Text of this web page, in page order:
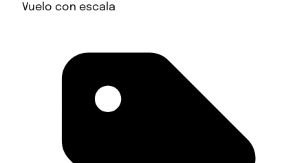
Vuelo con escala